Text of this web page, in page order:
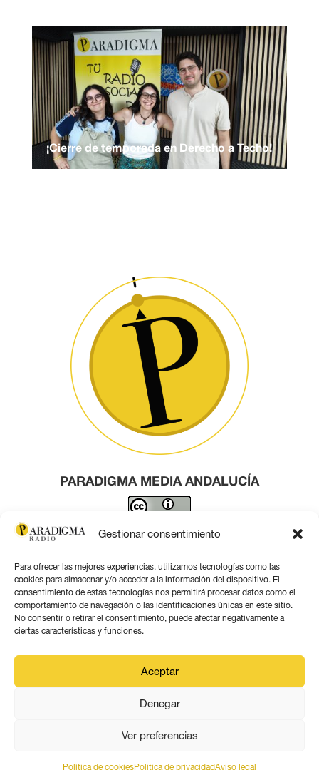
Gestionar consentimiento
Para ofrecer las mejores experiencias, utilizamos tecnologías como las
cookies para almacenar y/o acceder a la información del dispositivo. El
consentimiento de estas tecnologías nos permitirá procesar datos como el
comportamiento de navegación o las identificaciones únicas en este sitio.
No consentir o retirar el consentimiento, puede afectar negativamente a
ciertas características y funciones.
Aceptar
Denegar
Ver preferencias
Política de cookiesPolitica de privacidadAviso legal
¡Cierre de temporada en Derecho a Techo!
PARADIGMA MEDIA ANDALUCÍA
Este obra está bajo una licencia de Creative Commons
Contacto por correo
Aviso legal